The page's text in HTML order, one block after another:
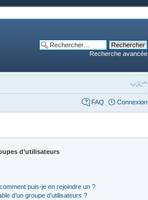
Recherche avancée
FAQ Connexion
d’utilisateurs
puis-je en rejoindre un ?
d’un groupe d’utilisateurs ?